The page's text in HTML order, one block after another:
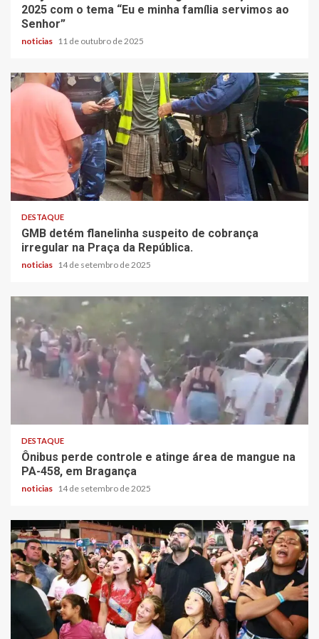
2025 com o tema “Eu e minha família servimos ao
Senhor”
noticias 11 de outubro de 2025
DESTAQUE
GMB detém flanelinha suspeito de cobrança
irregular na Praça da República.
noticias 14 de setembro de 2025
DESTAQUE
Ônibus perde controle e atinge área de mangue na
PA-458, em Bragança
noticias 14 de setembro de 2025